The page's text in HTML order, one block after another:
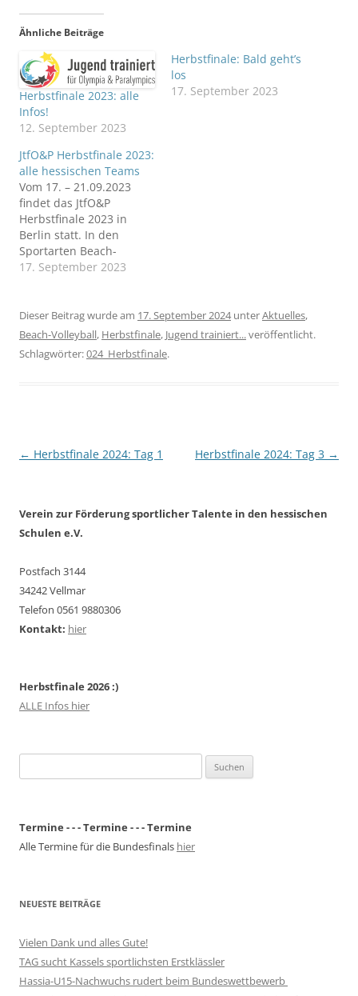
Ähnliche Beiträge
Herbstfinale 2023: alle
Infos!
12. September 2023
Herbstfinale: Bald geht’s
los
17. September 2023
JtfO&P Herbstfinale 2023:
alle hessischen Teams
Vom 17. – 21.09.2023
findet das JtfO&P
Herbstfinale 2023 in
Berlin statt. In den
Sportarten Beach-
Volleyball, Fußball, Golf,
Schwimmen, Tennis und
Triathlon sowie in den
„Jugend trainiert für
Paralympics“ Sportarten
aus…
17. September 2023
Dieser Beitrag wurde am 17. September 2024unterAktuelles,
Beach-Volleyball, Herbstfinale, Jugend trainiert...veröffentlicht.
Schlagwörter:024_Herbstfinale.
Beitragsnavigation
← Herbstfinale 2024: Tag 1 Herbstfinale 2024: Tag 3 →
Verein zur Förderung sportlicher Talente in den hessischen
Schulen e.V.
Postfach 3144
34242 Vellmar
Telefon 0561 9880306
Kontakt: hier
Herbstfinale 2026 :)
ALLE Infos hier
nach:
Termine - - - Termine - - - Termine
Alle Termine für die Bundesfinals hier
NEUESTE BEITRÄGE
Vielen Dank und alles Gute!
TAG sucht Kassels sportlichsten Erstklässler
Hassia-U15-Nachwuchs rudert beim Bundeswettbewerb